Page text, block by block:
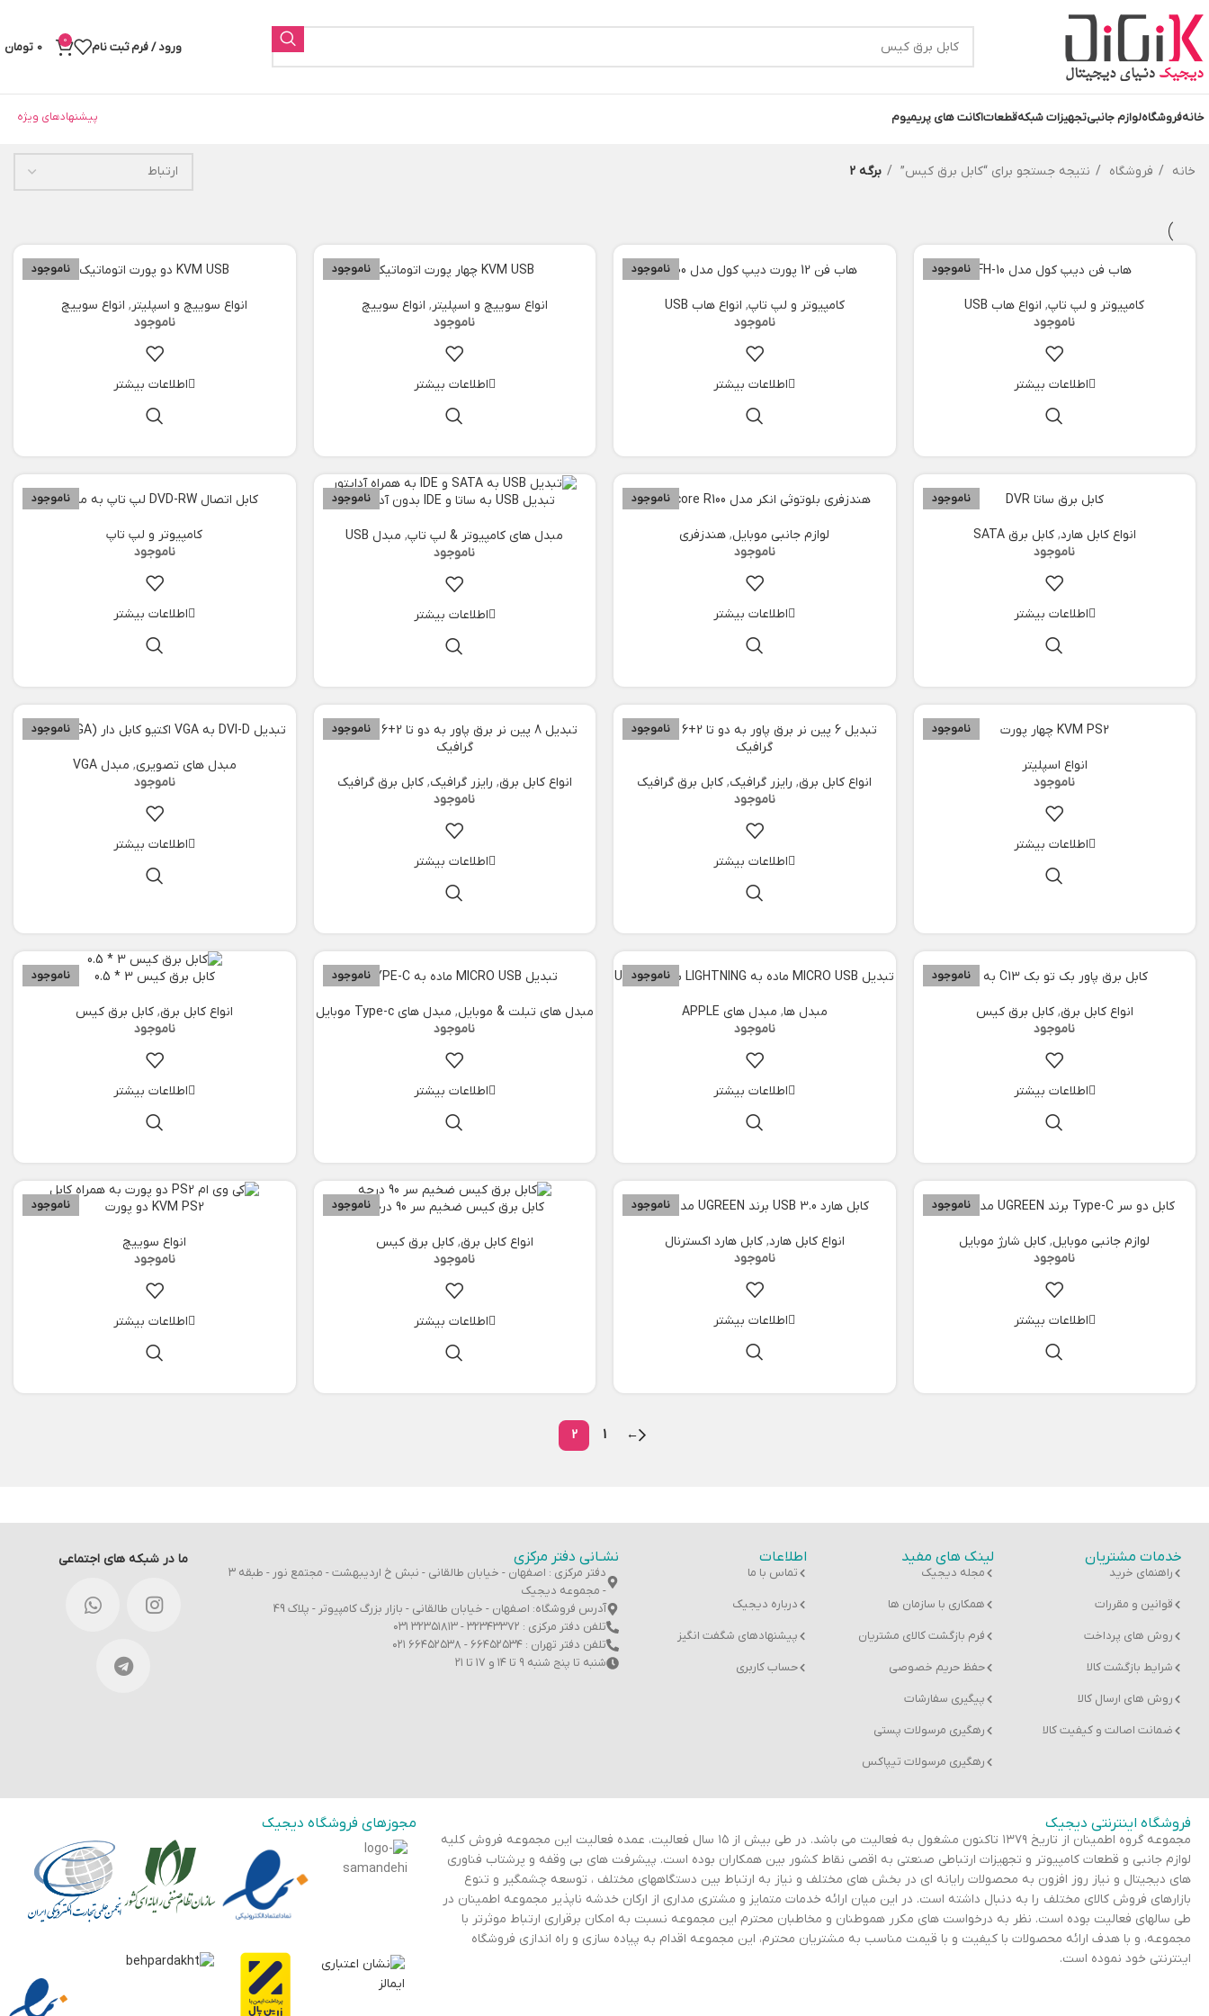
ورود / فرم ثبت نام 0
0 تومان
خانهفروشگاهلوازم جانبیتجهیزات شبکهقطعاتاکانت های پریمیوم پیشنهادهای ویژه
خانه فروشگاه نتیجه جستجو برای “کابل برق کیس” برگه 2
ناموجود هاب فن دیپ کول مدل FH-10
کامپیوتر و لپ تاپ, انواع هاب USB
اطلاعات بیشتر
ناموجود هاب فن 12 پورت دیپ کول مدل SC700
کامپیوتر و لپ تاپ, انواع هاب USB
اطلاعات بیشتر
ناموجود KVM USB چهار پورت اتوماتیک
انواع سوییچ و اسپلیتر, انواع سوییچ
اطلاعات بیشتر
ناموجود KVM USB دو پورت اتوماتیک
انواع سوییچ و اسپلیتر, انواع سوییچ
اطلاعات بیشتر
ناموجود کابل برق ساتا DVR
انواع کابل هارد,کابل برق SATA
اطلاعات بیشتر
ناموجود هندزفری بلوتوثی انکر مدل Soundcore R100
لوازم جانبی موبایل, هندزفری
اطلاعات بیشتر
ناموجود تبدیل USB به ساتا و IDE بدون آداپتور
مبدل های کامپیوتر & لپ تاپ, مبدل USB
اطلاعات بیشتر
ناموجود کابل اتصال DVD-RW لپ تاپ به مادربرد
کامپیوتر و لپ تاپ
اطلاعات بیشتر
ناموجود KVM PS2 چهار پورت
انواع اسپلیتر
اطلاعات بیشتر
ناموجود
تبدیل 6 پین نر برق پاور به دو تا 2+6 پین ماده
گرافیک
انواع کابل برق, رایزر گرافیک, کابل برق گرافیک
اطلاعات بیشتر
ناموجود
تبدیل 8 پین نر برق پاور به دو تا 2+6 پین ماده
گرافیک
انواع کابل برق, رایزر گرافیک,کابل برق گرافیک
اطلاعات بیشتر
ناموجود تبدیل DVI-D به VGA اکتیو کابل دار (DVI to VGA)
مبدل های تصویری, مبدل VGA
اطلاعات بیشتر
ناموجود کابل برق پاور بک تو بک C13 به C14
انواع کابل برق,کابل برق کیس
اطلاعات بیشتر
ناموجود تبدیل MICRO USB ماده به LIGHTNING برند USAMS
مبدل ها, مبدل های APPLE
اطلاعات بیشتر
ناموجود تبدیل MICRO USB ماده به TYPE-C نر
مبدل های تبلت & موبایل, مبدل های Type-c موبایل
اطلاعات بیشتر
ناموجود کابل برق کیس 3 * 0.5
انواع کابل برق, کابل برق کیس
اطلاعات بیشتر
ناموجود کابل دو سر Type-C برند UGREEN مدل 70427
لوازم جانبی موبایل, کابل شارژ موبایل
اطلاعات بیشتر
ناموجود کابل هارد USB 3.0 برند UGREEN مدل 10841
انواع کابل هارد,کابل هارد اکسترنال
اطلاعات بیشتر
ناموجود کابل برق کیس ضخیم سر 90 درجه
انواع کابل برق,کابل برق کیس
اطلاعات بیشتر
ناموجود KVM PS2 دو پورت
انواع سوییچ
اطلاعات بیشتر
←
1
2
خدمات مشتریان
راهنمای خرید
قوانین و مقررات
روش های پرداخت
شرایط بازگشت کالا
روش های ارسال کالا
ضمانت اصالت و کیفیت کالا
لینک های مفید
مجله دیجیک
همکاری با سازمان ها
فرم بازگشت کالای مشتریان
حفظ حریم خصوصی
پیگیری سفارشات
رهگیری مرسولات پستی
رهگیری مرسولات تیپاکس
اطلاعات
تماس با ما
درباره دیجیک
پیشنهادهای شگفت انگیز
حساب کاربری
نشـانی دفتر مرکزی
دفتر مرکزی : اصفهان - خیابان طالقانی - نبش خ اردیبهشت - مجتمع نور - طبقه ۳
- مجموعه دیجیک
آدرس فروشگاه: اصفهان - خیابان طالقانی - بازار بزرگ کامپیوتر - پلاک 49
تلفن دفتر مرکزی : ۳۲۳۴۳۳۷۲ - ۳۲۳۵۱۸۱۳ ۰۳۱
تلفن دفتر تهران : ۶۶۴۵۲۵۳۴ - ۶۶۴۵۲۵۳۸ ۰۲۱
شنبه تا پنج شنبه ۹ تا ۱۴ و ۱۷ تا ۲۱
ما در شبکه های اجتماعی
فروشگاه اینترنتی دیجیک
مجموعه گروه اطمینان از تاریخ ۱۳۷۹ تاکنون مشغول به فعالیت می باشد. در طی بیش از ۱۵ سال فعالیت، عمده فعالیت این مجموعه فروش کلیه
لوازم جانبی و قطعات کامپیوتر و تجهیزات ارتباطی صنعتی به اقصی نقاط کشور بین همکاران بوده است. پیشرفت های بی وقفه و پرشتاب فناوری
های دیجیتال و نیاز روز افزون به محصولات رایانه ای در بخش های مختلف و نیاز به ارتباط بین دستگاههای مختلف ، توسعه چشمگیر و تنوع
بازارهای فروش کالای مختلف را به دنبال داشته است. در این میان ارائه خدمات متمایز و مشتری مداری از ارکان خدشه ناپذیر مجموعه اطمینان در
طی سالهای فعالیت بوده است. نظر به درخواست های مکرر هموطنان و مخاطبان محترم این مجموعه نسبت به امکان برقراری ارتباط موثرتر با
مجموعه، و با هدف ارائه محصولات با کیفیت و با قیمت مناسب به مشتریان محترم، این مجموعه اقدام به پیاده سازی و راه اندازی فروشگاه
اینترنتی خود نموده است.
مجوزهای فروشگاه دیجیک